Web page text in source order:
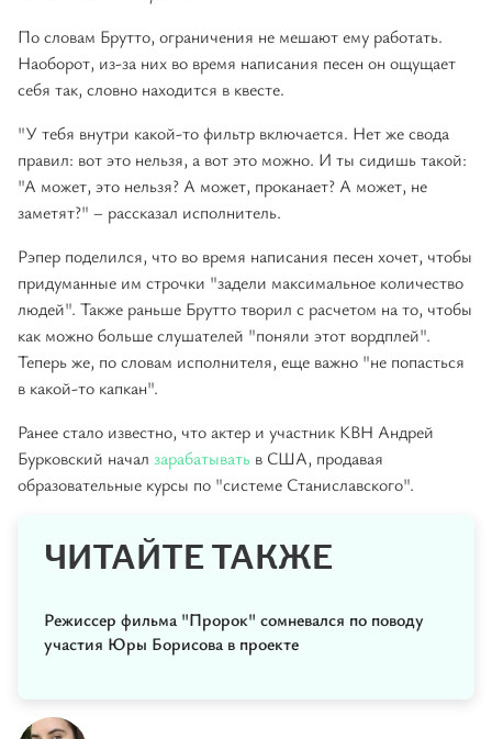
По словам Брутто, ограничения не мешают ему работать.
Наоборот, из-за них во время написания песен он ощущает
себя так, словно находится в квесте.
"У тебя внутри какой-то фильтр включается. Нет же свода
правил: вот это нельзя, а вот это можно. И ты сидишь такой:
"А может, это нельзя? А может, проканает? А может, не
заметят?" – рассказал исполнитель.
Рэпер поделился, что во время написания песен хочет, чтобы
придуманные им строчки "задели максимальное количество
людей". Также раньше Брутто творил с расчетом на то, чтобы
как можно больше слушателей "поняли этот вордплей".
Теперь же, по словам исполнителя, еще важно "не попасться
в какой-то капкан".
Ранее стало известно, что актер и участник КВН Андрей
Бурковский начал зарабатывать в США, продавая
образовательные курсы по "системе Станиславского".
ЧИТАЙТЕ ТАКЖЕ
Режиссер фильма "Пророк" сомневался по поводу
участия Юры Борисова в проекте